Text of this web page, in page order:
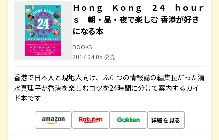
Ｈｏｎｇ Ｋｏｎｇ ２４ ｈｏｕｒ
ｓ 朝・昼・夜で楽しむ 香港が好き
になる本
BOOKS
2017.04.05 発売
香港で日本人と現地人向け、ふたつの情報誌の編集長だった清
水真理子が香港を楽しむコツを24時間に分けて案内するガイ
ド本です
詳細を見る